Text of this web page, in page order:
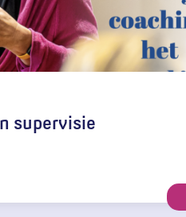
supervisie